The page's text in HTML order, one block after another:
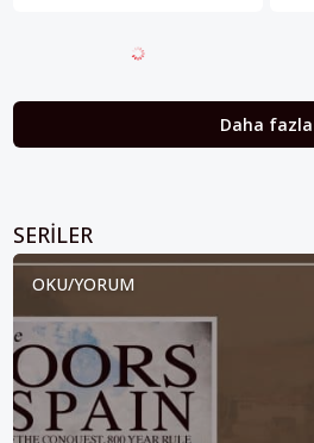
Daha fazla
OKU/YORUM